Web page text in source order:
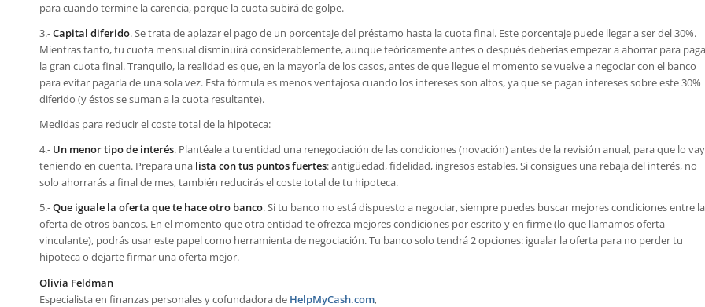
para cuando termine la carencia, porque la cuota subirá de golpe.
3.-Capital diferido. Se trata de aplazar el pago de un porcentaje del préstamo hasta la cuota final. Este porcentaje puede llegar a ser del 30%.
Mientras tanto, tu cuota mensual disminuirá considerablemente, aunque teóricamente antes o después deberías empezar a ahorrar para
la gran cuota final. Tranquilo, la realidad es que, en la mayoría de los casos, antes de que llegue el momento se vuelve a negociar con el banco
para evitar pagarla de una sola vez. Esta fórmula es menos ventajosa cuando los intereses son altos, ya que se pagan intereses sobre este 30%
diferido (y éstos se suman a la cuota resultante).
Medidas para reducir el coste total de la hipoteca:
4.- Un menor tipo de interés. Plantéale a tu entidad una renegociación de las condiciones (novación) antes de la revisión anual, para que lo
teniendo en cuenta. Prepara una lista con tus puntos fuertes: antigüedad, fidelidad, ingresos estables. Si consigues una rebaja del interés, no
solo ahorrarás a final de mes, también reducirás el coste total de tu hipoteca.
5.-Que iguale la oferta que te hace otro banco. Si tu banco no está dispuesto a negociar, siempre puedes buscar mejores condiciones entre la
oferta de otros bancos. En el momento que otra entidad te ofrezca mejores condiciones por escrito y en firme (lo que llamamos oferta
vinculante), podrás usar este papel como herramienta de negociación. Tu banco solo tendrá 2 opciones: igualar la oferta para no perder tu
hipoteca o dejarte firmar una oferta mejor.
Olivia Feldman
Especialista en finanzas personales y cofundadora de HelpMyCash.com,